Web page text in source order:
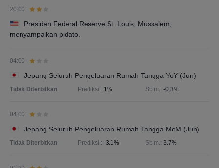
20:00
Presiden Federal Reserve St. Louis, Mussalem,
menyampaikan pidato.
04:00
Jepang Seluruh Pengeluaran Rumah Tangga YoY (Jun)
Tidak Diterbitkan Prediksi.: 1% Sblm.: -0.3%
04:00
Jepang Seluruh Pengeluaran Rumah Tangga MoM (Jun)
Tidak Diterbitkan Prediksi.: -3.1% Sblm.: 3.7%